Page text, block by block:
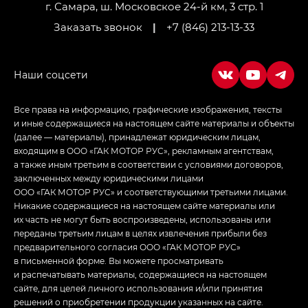
Empow — Эмпау (Empow) в комплектации
г. Самара, ш. Московское 24-й км, 3 стр. 1
Заказать звонок
| +7 (846) 213-13-33
Все права на информацию, графические изображения, тексты
и иные содержащиеся на настоящем сайте материалы и объекты
(далее — материалы), принадлежат юридическим лицам,
входящим в ООО «ГАК МОТОР РУС», рекламным агентствам,
а также иным третьим в соответствии с условиями договоров,
заключенных между юридическими лицами
ООО «ГАК МОТОР РУС» и соответствующими третьими лицами.
Никакие содержащиеся на настоящем сайте материалы или
их часть не могут быть воспроизведены, использованы или
переданы третьим лицам в целях извлечения прибыли без
предварительного согласия ООО «ГАК МОТОР РУС»
в письменной форме. Вы можете просматривать
и распечатывать материалы, содержащиеся на настоящем
сайте, для целей личного использования и/или принятия
решений о приобретении продукции указанных на сайте.